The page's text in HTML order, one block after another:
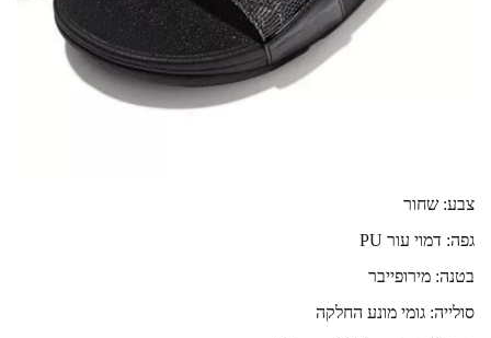
צבע: שחור
גפה: דמוי עור PU
בטנה: מירופייבר
סולייה: גומי מונע החלקה